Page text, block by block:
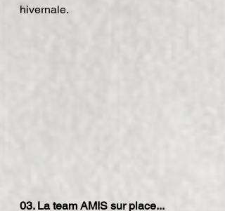
hivernale.
03. La team AMIS sur place...